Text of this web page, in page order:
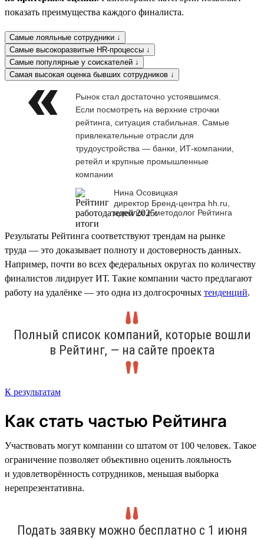
показать преимущества каждого финалиста.
Самые лояльные сотрудники ↓
Самые высокоразвитые HR-процессы ↓
Самые популярные у соискателей ↓
Самая высокая оценка бывших сотрудников ↓
Рынок стал достаточно устоявшимся.
Если посмотреть на верхние строчки
рейтинга, ситуация стабильная. Самые
привлекательные отрасли для
трудоустройства — банки, ИТ-компании,
ретейл и крупные промышленные
компании
Нина Осовицкая
директор Бренд-центра hh.ru,
идеолог и методолог Рейтинга
Результаты Рейтинга соответствуют трендам на рынке
труда — это доказывает полноту и достоверность данных.
Например, почти во всех федеральных округах по количеству
финалистов лидирует ИТ. Такие компании часто предлагают
работу на удалёнке — это одна из долгосрочных тенденций.
Полный список компаний, которые вошли
в Рейтинг, — на сайте проекта
К результатам
Как стать частью Рейтинга
Участвовать могут компании со штатом от 100 человек. Такое
ограничение позволяет объективно оценить лояльность
и удовлетворённость сотрудников, меньшая выборка
нерепрезентативна.
Подать заявку можно бесплатно с 1 июня